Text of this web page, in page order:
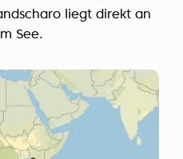
liegt direkt an
See.